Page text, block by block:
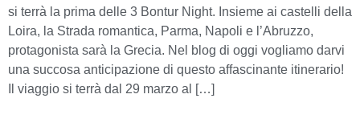
si terrà la prima delle 3 Bontur Night. Insieme ai castelli della
Loira, la Strada romantica, Parma, Napoli e l’Abruzzo,
protagonista sarà la Grecia. Nel blog di oggi vogliamo darvi
una succosa anticipazione di questo affascinante itinerario!
Il viaggio si terrà dal 29 marzo al […]